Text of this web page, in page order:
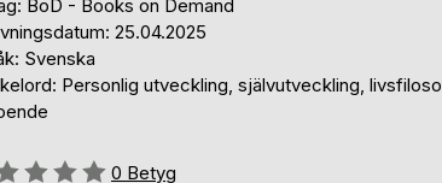
BoD - Books on Demand
25.04.2025
Svenska
Personlig utveckling, självutveckling,
0 Betyg